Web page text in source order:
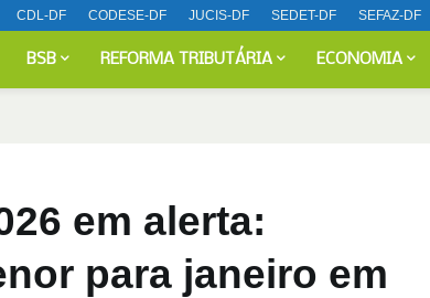
CDL-DF CODESE-DF JUCIS-DF SEDET-DF SEFAZ-DF
BSB REFORMA TRIBUTÁRIA ECONOMIA
em alerta:
para janeiro em